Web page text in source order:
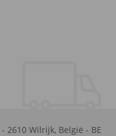
- 2610 Wilrijk, België - BE